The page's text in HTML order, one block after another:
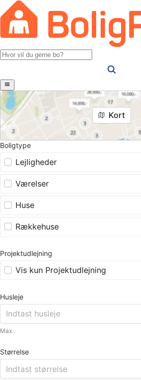
Kort
Boligtype
Lejligheder
Værelser
Huse
Rækkehuse
Projektudlejning
Vis kun Projektudlejning
Husleje
Max.
Størrelse